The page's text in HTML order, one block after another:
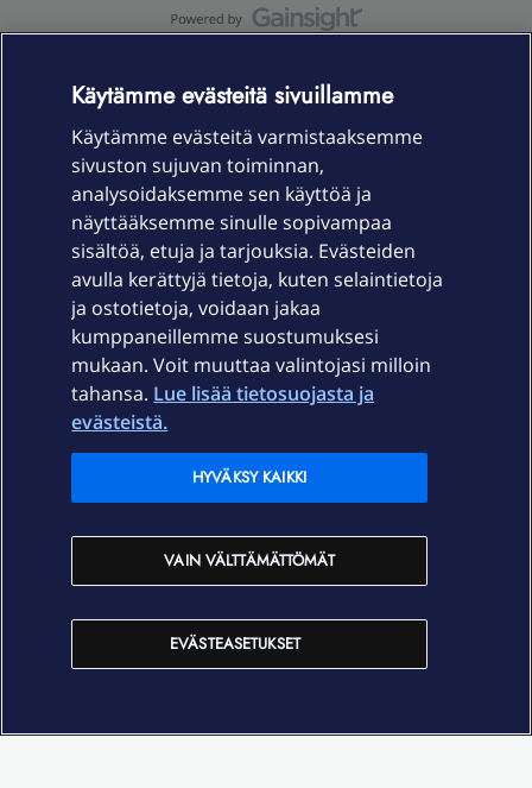
Laitteet & liittymät
Palvelut
Ajankohtaista
Elisa Oyj
In English
Käytämme evästeitä sivuillamme
Käytämme evästeitä varmistaaksemme
sivuston sujuvan toiminnan,
analysoidaksemme sen käyttöä ja
näyttääksemme sinulle sopivampaa
sisältöä, etuja ja tarjouksia. Evästeiden
avulla kerättyjä tietoja, kuten selaintietoja
ja ostotietoja, voidaan jakaa
kumppaneillemme suostumuksesi
mukaan. Voit muuttaa valintojasi milloin
tahansa. Lue lisää tietosuojasta ja
evästeistä.
EVÄSTEASETUKSET
VAIN VÄLTTÄMÄTTÖMÄT
HYVÄKSY KAIKKI